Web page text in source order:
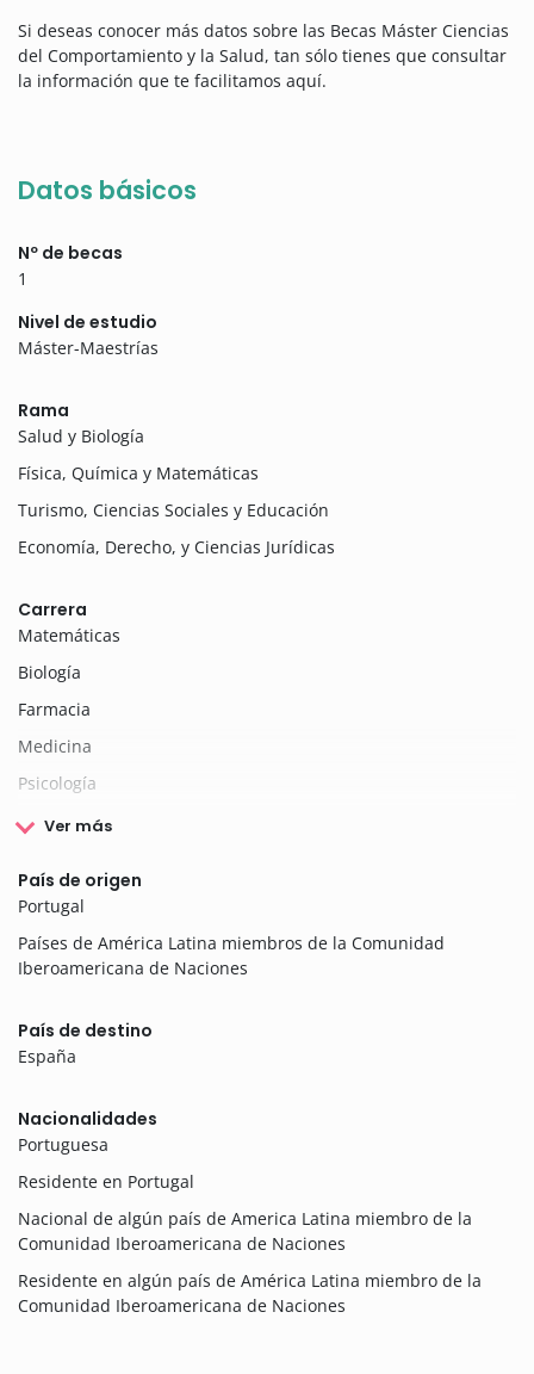
Si deseas conocer más datos sobre las Becas Máster Ciencias
del Comportamiento y la Salud, tan sólo tienes que consultar
la información que te facilitamos aquí.
Datos básicos
Nº de becas
1
Nivel de estudio
Máster-Maestrías
Rama
Salud y Biología
Física, Química y Matemáticas
Turismo, Ciencias Sociales y Educación
Economía, Derecho, y Ciencias Jurídicas
Carrera
Matemáticas
Biología
Farmacia
Medicina
Psicología
Ver más
País de origen
Portugal
Países de América Latina miembros de la Comunidad
Iberoamericana de Naciones
País de destino
España
Nacionalidades
Portuguesa
Residente en Portugal
Nacional de algún país de America Latina miembro de la
Comunidad Iberoamericana de Naciones
Residente en algún país de América Latina miembro de la
Comunidad Iberoamericana de Naciones